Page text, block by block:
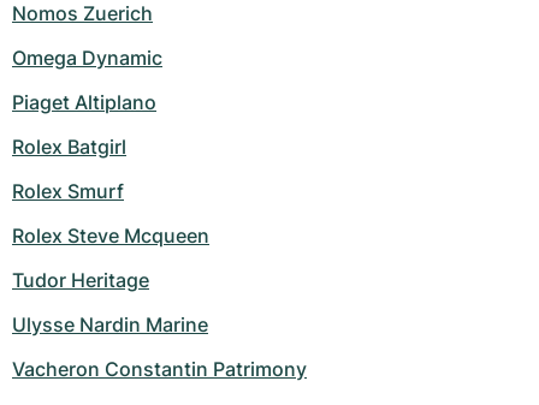
Nomos Zuerich
Omega Dynamic
Piaget Altiplano
Rolex Batgirl
Rolex Smurf
Rolex Steve Mcqueen
Tudor Heritage
Ulysse Nardin Marine
Vacheron Constantin Patrimony